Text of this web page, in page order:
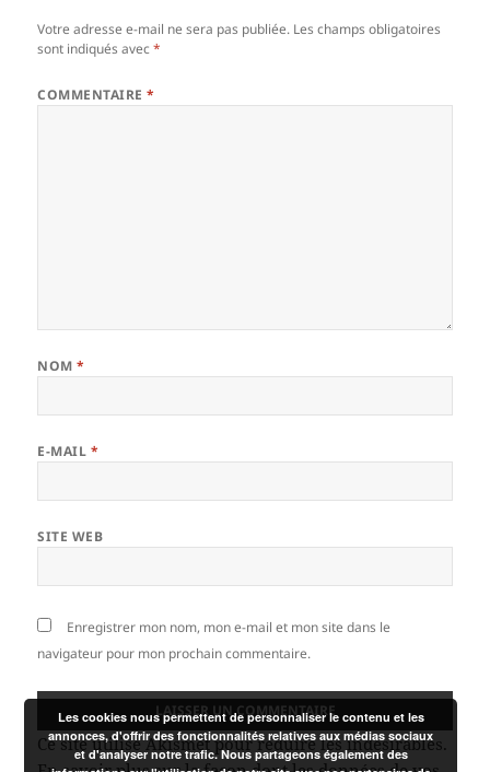
Votre adresse e-mail ne sera pas publiée. Les champs obligatoires
sont indiqués avec*
COMMENTAIRE*
NOM*
E-MAIL *
SITE WEB
Enregistrer mon nom, mon e-mail et mon site dans le
navigateur pour mon prochain commentaire.
Ce site utilise Akismet pour réduire les indésirables.
Les cookies nous permettent de personnaliser le contenu et les
annonces, d'offrir des fonctionnalités relatives aux médias sociaux
et d'analyser notre trafic. Nous partageons également des